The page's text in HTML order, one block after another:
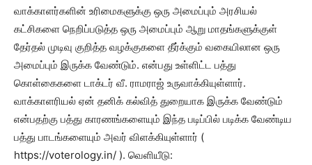
வாக்காளர்களின் உரிமைகளுக்கு ஒரு அமைப்பும் அரசியல்
கட்சிகளை நெறிப்படுத்த ஒரு அமைப்பும் ஆறு மாதங்களுக்குள்
தேர்தல் முடிவு குறித்த வழக்குகளை தீர்க்கும் வகையிலான ஒரு
அமைப்பும் இருக்க வேண்டும். என்பது உள்ளிட்ட பத்து
கொள்கைகளை டாக்டர் வீ. ராமராஜ் உருவாக்கியுள்ளார்.
வாக்காளரியல் ஏன் தனிக் கல்வித் துறையாக இருக்க வேண்டும்
என்பதற்கு பத்து காரணங்களையும் இந்த படிப்பில் படிக்க வேண்டிய
பத்து பாடங்களையும் அவர் விளக்கியுள்ளார் (
https://voterology.in/ ). வெளியீடு: